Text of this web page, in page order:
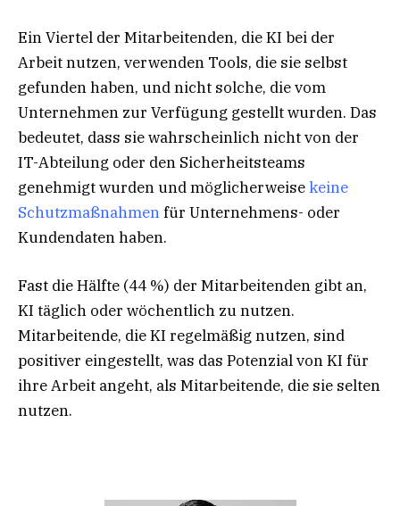
Ein Viertel der Mitarbeitenden, die KI bei der
Arbeit nutzen, verwenden Tools, die sie selbst
gefunden haben, und nicht solche, die vom
Unternehmen zur Verfügung gestellt wurden. Das
bedeutet, dass sie wahrscheinlich nicht von der
IT-Abteilung oder den Sicherheitsteams
genehmigt wurden und möglicherweisekeine
Schutzmaßnahmenfür Unternehmens- oder
Kundendaten haben.
Fast die Hälfte (44 %) der Mitarbeitenden gibt an,
KI täglich oder wöchentlich zu nutzen.
Mitarbeitende, die KI regelmäßig nutzen, sind
positiver eingestellt, was das Potenzial von KI für
ihre Arbeit angeht, als Mitarbeitende, die sie selten
nutzen.